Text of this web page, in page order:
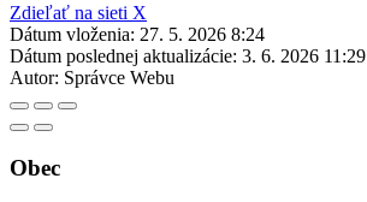
Zdieľať na sieti X
Dátum vloženia: 27. 5. 2026 8:24
Dátum poslednej aktualizácie: 3. 6. 2026 11:29
Autor: Správce Webu
Obec